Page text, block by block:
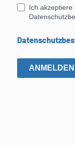
Ich
ANMELDEN